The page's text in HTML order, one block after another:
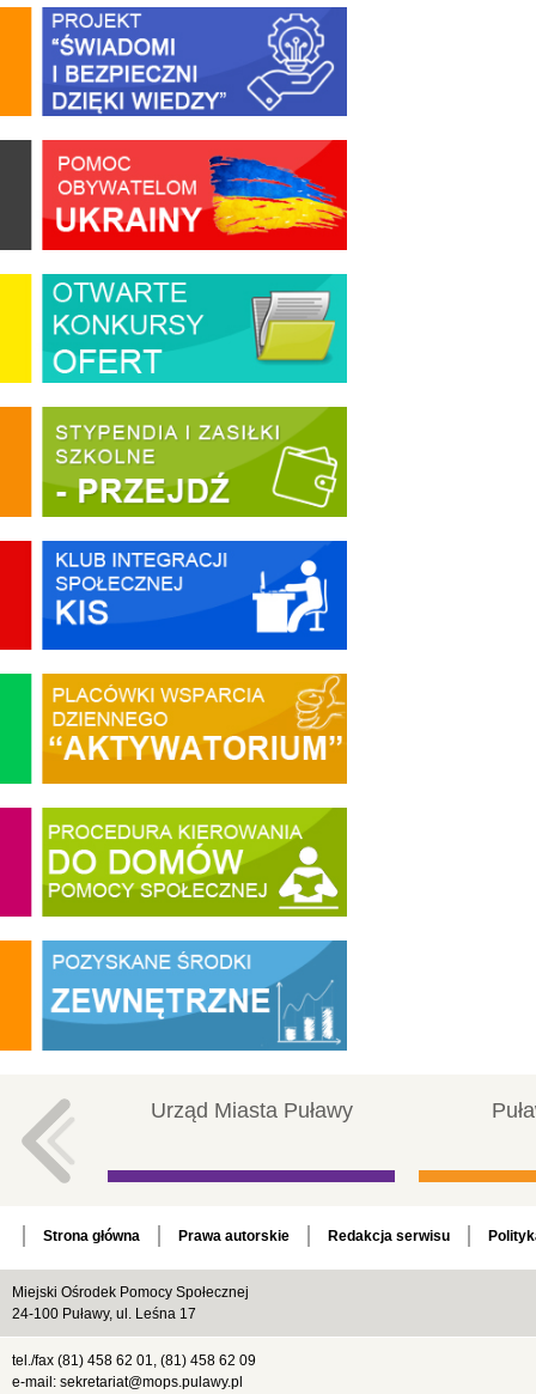
Urząd Miasta Puławy
Strona główna Prawa autorskie Redakcja serwisu
Miejski Ośrodek Pomocy Społecznej
24-100 Puławy, ul. Leśna 17
tel./fax (81) 458 62 01, (81) 458 62 09
e-mail: sekretariat@mops.pulawy.pl